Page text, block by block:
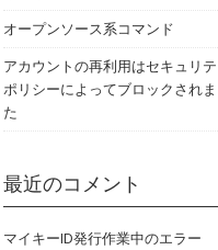
オープンソース系コマンド
アカウントの再利用はセキュリ
ポリシーによってブロックされ
た
最近のコメント
マイキーID発行作業中のエラー